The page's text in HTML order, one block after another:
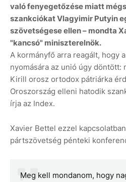
való fenyegetőzése miatt
szankciókat Vlagyimir Putyin
szövetségese ellen – mondta
"kancsó" miniszterelnök.
A kormányfő arra reagált, hogy
nyomására az unió úgy döntött:
Kirill orosz ortodox pátriárka
Oroszország elleni hatodik
írja az Index.
Xavier Bettel ezzel
pártszövetség pénteki
Meg kell mondanom, hogy